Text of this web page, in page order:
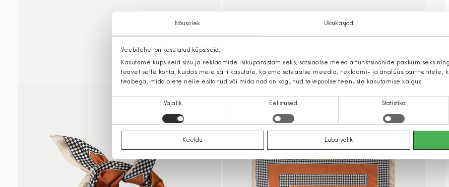
Nõusolek Üksikasjad
Veebilehel on kasutatud küpsiseid.
Kasutame küpsiseid sisu ja reklaamide isikupärastamiseks, sotsiaalse meedia funktsioonide pakkumiseks
teavet selle kohta, kuidas meie saiti kasutate, ka oma sotsiaalse meedia, reklaami- ja analüüsipartneritele,
teabega, mida olete neile esitanud või mida nad on kogunud teiepoolse teenuste kasutamise käigus.
Vajalik Eelistused Statistika
Keeldu Luba valik